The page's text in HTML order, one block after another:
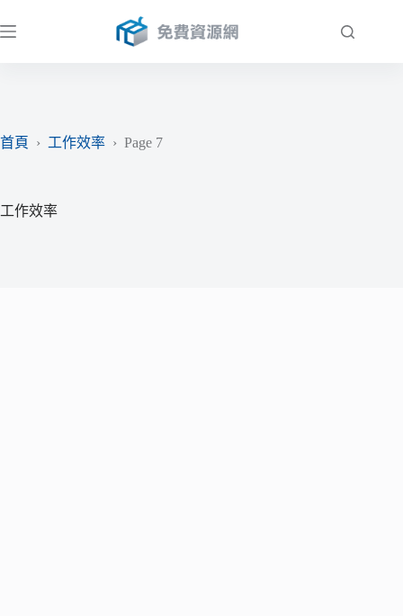
至
首頁
› 工作效率 › Page 7
工作效率